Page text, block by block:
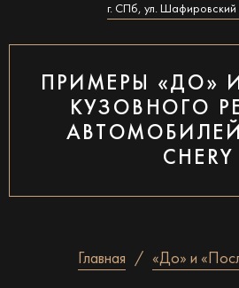
г. СПб, ул. Шафировский
ПРИМЕРЫ «ДО»
КУЗОВНОГО
CHERY
Главная «До» и